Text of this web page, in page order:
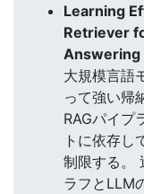
Learning
Retriever
Answering
大規模言語
って強い帰
RAGパイプ
トに依存し
制限する。
ラフとLLM